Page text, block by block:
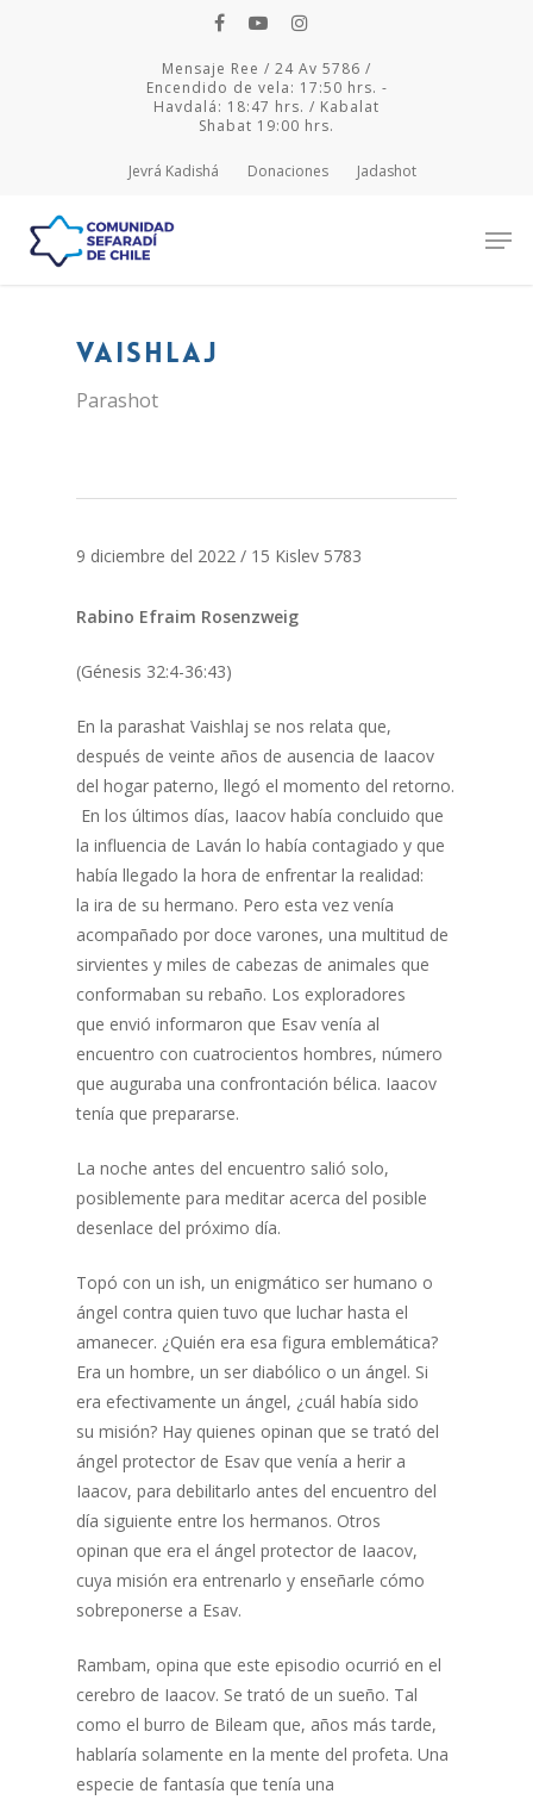
Mensaje Ree / 24 Av 5786 /
Encendido de vela: 17:50 hrs. -
Havdalá: 18:47 hrs. / Kabalat
Shabat 19:00 hrs.
Jevrá Kadishá Donaciones Jadashot
Hit enter to search or ESC to close
Vaishlaj
Parashot
9 diciembre del 2022 / 15 Kislev 5783
Rabino Efraim Rosenzweig
(Génesis 32:4-36:43)
En la parashat Vaishlaj se nos relata que,
después de veinte años de ausencia de Iaacov
del hogar paterno, llegó el momento del retorno.
En los últimos días, Iaacov había concluido que
la influencia de Laván lo había contagiado y que
había llegado la hora de enfrentar la realidad:
la ira de su hermano. Pero esta vez venía
acompañado por doce varones, una multitud de
sirvientes y miles de cabezas de animales que
conformaban su rebaño. Los exploradores
que envió informaron que Esav venía al
encuentro con cuatrocientos hombres, número
que auguraba una confrontación bélica. Iaacov
tenía que prepararse.
La noche antes del encuentro salió solo,
posiblemente para meditar acerca del posible
desenlace del próximo día.
Topó con un ish, un enigmático ser humano o
ángel contra quien tuvo que luchar hasta el
amanecer. ¿Quién era esa figura emblemática?
Era un hombre, un ser diabólico o un ángel. Si
era efectivamente un ángel, ¿cuál había sido
su misión? Hay quienes opinan que se trató del
ángel protector de Esav que venía a herir a
Iaacov, para debilitarlo antes del encuentro del
día siguiente entre los hermanos. Otros
opinan que era el ángel protector de Iaacov,
cuya misión era entrenarlo y enseñarle cómo
sobreponerse a Esav.
Rambam, opina que este episodio ocurrió en el
cerebro de Iaacov. Se trató de un sueño. Tal
como el burro de Bileam que, años más tarde,
hablaría solamente en la mente del profeta. Una
especie de fantasía que tenía una